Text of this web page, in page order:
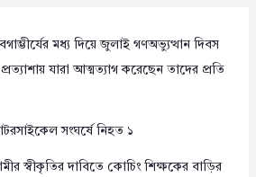
মধ্য দিয়ে জুলাই গণঅভ্যুত্থান দিবস
যারা আত্মত্যাগ করেছেন তাদের প্রতি
সংঘর্ষে নিহত ১
স্বীকৃতির দাবিতে কোচিং শিক্ষকের বাড়ির